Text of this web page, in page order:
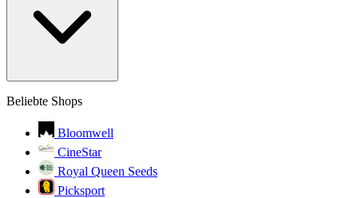
Beliebte Shops
Bloomwell
CineStar
Royal Queen Seeds
Picksport